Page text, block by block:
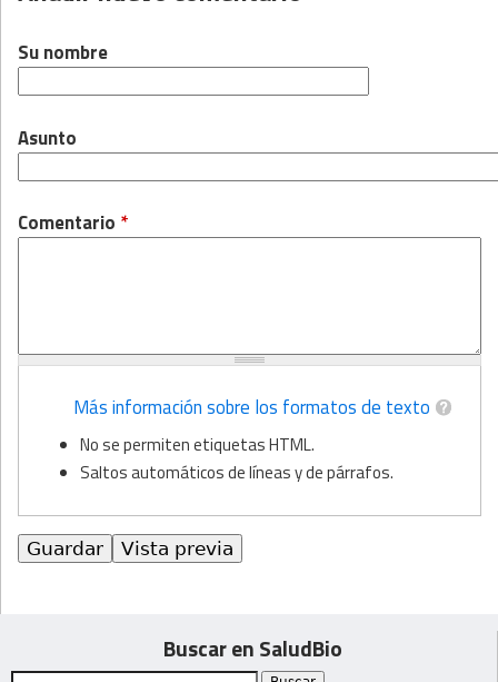
Su nombre
Asunto
Comentario *
Más información sobre los formatos de texto
No se permiten etiquetas HTML.
Saltos automáticos de líneas y de párrafos.
Buscar en SaludBio